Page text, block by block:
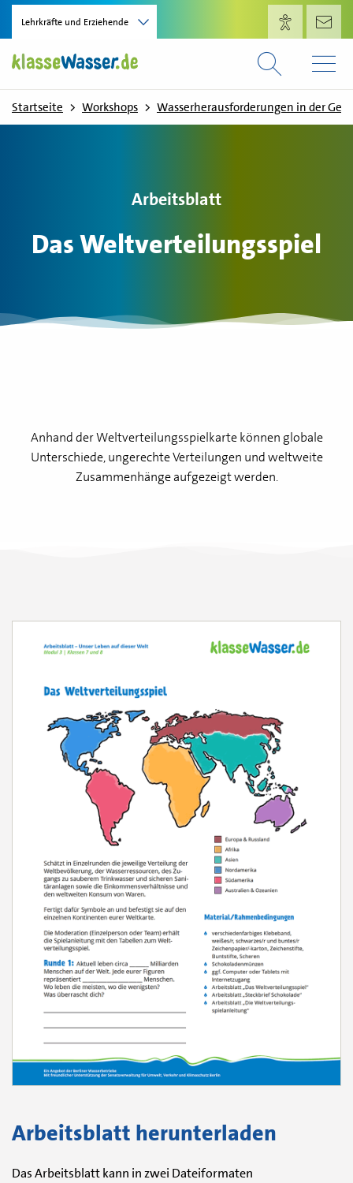
Direkt zum Inhalt
Lehrkräfte und Erziehende
Startseite Workshops Wasserherausforderungen in der
Arbeitsblatt
Das Weltverteilungsspiel
Anhand der Weltverteilungsspielkarte können globale
Unterschiede, ungerechte Verteilungen und weltweite
Zusammenhänge aufgezeigt werden.
Arbeitsblatt herunterladen
Das Arbeitsblatt kann in zwei Dateiformaten